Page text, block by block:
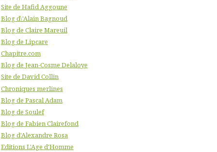
Site de Hafid Aggoune
Blog d\'Alain Bagnoud
Blog de Claire Mareuil
Blog de Lipcare
Chapitre.com
Blog de Jean-Cosme Delaloye
Site de David Collin
Chroniques merlines
Blog de Pascal Adam
Blog de Soulef
Blog de Fabien Clairefond
Blog d'Alexandre Rosa
Editions L'Age d'Homme